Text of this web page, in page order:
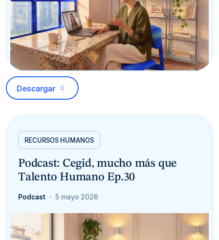
Descargar
RECURSOS HUMANOS
Podcast: Cegid, mucho más que
Talento Humano Ep.30
Podcast 5 mayo 2026